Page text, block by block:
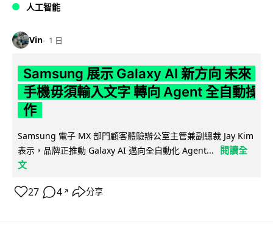
人工智能
Vin 1 日
Samsung 展示 Galaxy AI 新方向 未來
手機毋須輸入文字 轉向 Agent 全自動操
作
Samsung 電子 MX 部門顧客體驗辦公室主管兼副總裁 Jay Kim
表示，品牌正推動 Galaxy AI 邁向全自動化 Agent...
閱讀全
文
27 4 ↗ 分享